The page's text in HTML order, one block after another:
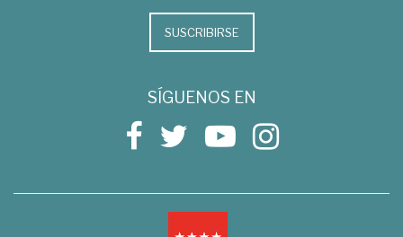
SUSCRIBIRSE
SÍGUENOS EN